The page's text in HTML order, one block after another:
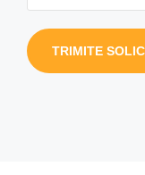
TRIMITE